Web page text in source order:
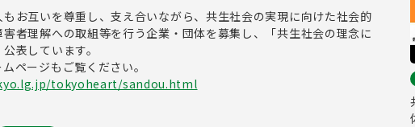
お互いを尊重し、支え合いながら、共生社会の実現に向けた社会的
者理解への取組等を行う企業・団体を募集し、「共生社会の理念に
表しています。
ページもご覧ください。
tokyoheart/sandou.html